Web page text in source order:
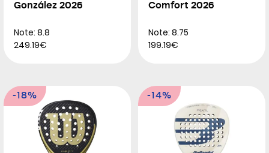
González 2026
Note: 8.8
249.19€
Comfort 2026
Note: 8.75
199.19€
-18% -14%